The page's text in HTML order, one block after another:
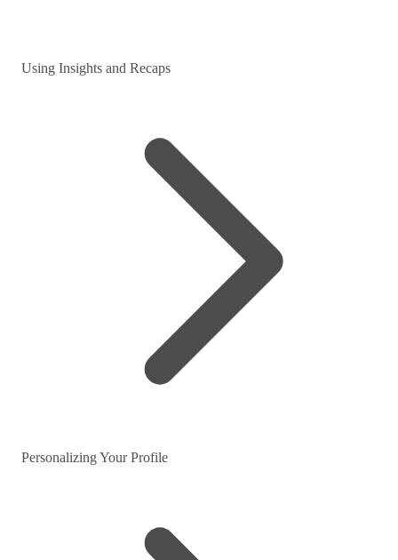
Using Insights and Recaps
Personalizing Your Profile